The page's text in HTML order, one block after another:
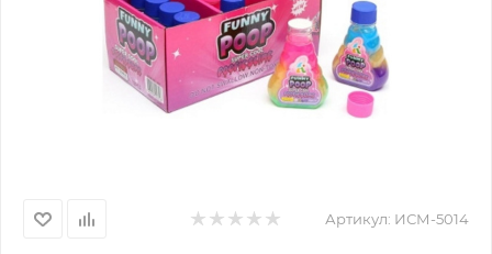
Артикул: ИСМ-5014